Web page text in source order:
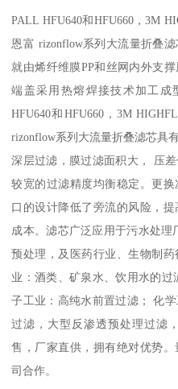
PALL HFU640和HFU660，3M
恩富 rizonflow系列大流量折叠
就由烯纤维膜PP和丝网内外支
端盖采用热熔焊接技术加工成
HFU640和HFU660，3M
rizonflow系列大流量折叠滤芯具
深层过滤，膜过滤面积大， 压
较宽的过滤精度均衡稳定。更
口的设计降低了旁流的风险，
成本。滤芯广泛应用于污水处理
预处理，及医药行业、生物制
业：酒类、矿泉水、饮用水的
子工业：高纯水前置过滤； 化
过滤，大型反渗透预处理过滤
售，厂家直供，拥有绝对优势
司合作。